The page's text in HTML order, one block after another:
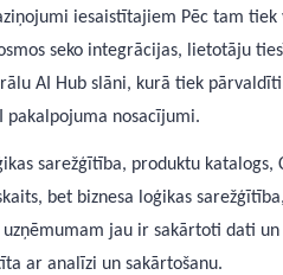
iesaistītajiem Pēc tam
seko integrācijas, lietotāju
AI Hub slāni, kurā tiek
pakalpojuma nosacījumi.
sarežģītība, produktu
bet biznesa loģikas
uzņēmumam jau ir sakārtoti dati
ar analīzi un sakārtošanu.